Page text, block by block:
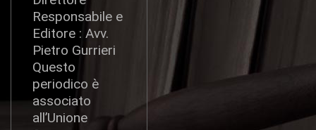
Responsabile e
Editore : Avv.
Pietro Gurrieri
Questo
periodico è
associato
all’Unione